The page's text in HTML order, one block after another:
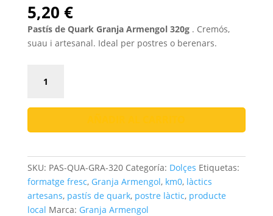
5,20 €
Pastís de Quark Granja Armengol 320g. Cremós,
suau i artesanal. Ideal per postres o berenars.
Granja
Armengol
Cremós
i
Suau
cantidad
SKU: PAS-QUA-GRA-320 Categoría: Dolçes Etiquetas:
formatge fresc, Granja Armengol, km0, làctics
artesans, pastís de quark, postre làctic, producte
local Marca: Granja Armengol